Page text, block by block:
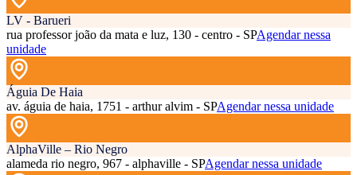
LV - Barueri
rua professor joão da mata e luz, 130 - centro - SPAgendar nessa
unidade
Águia De Haia
av. águia de haia, 1751 - arthur alvim - SPAgendar nessa unidade
AlphaVille – Rio Negro
alameda rio negro, 967 - alphaville - SPAgendar nessa unidade